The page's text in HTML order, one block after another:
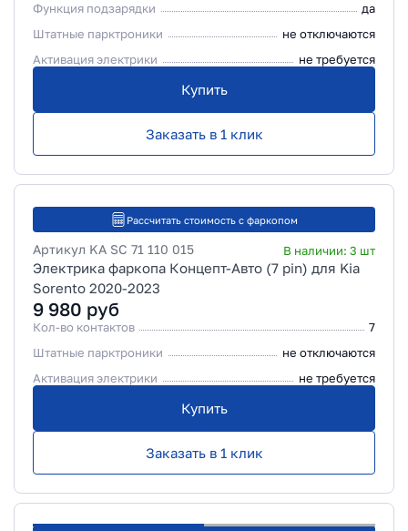
Функция подзарядки
да
Штатные парктроники
не отключаются
Активация электрики
не требуется
Купить
Заказать в 1 клик
Рассчитать стоимость с фаркопом
Артикул KA SC 71 110 015 В наличии: 3 шт
Электрика фаркопа Концепт-Авто (7 pin) для Kia
Sorento 2020-2023
9 980 руб
Кол-во контактов
7
Штатные парктроники
не отключаются
Активация электрики
не требуется
Купить
Заказать в 1 клик